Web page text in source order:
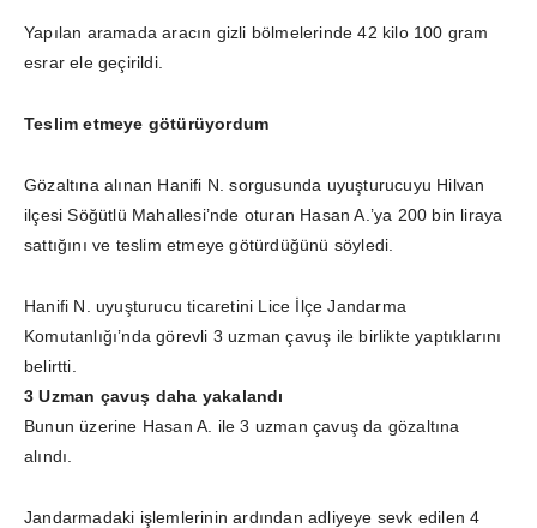
Yapılan aramada aracın gizli bölmelerinde 42 kilo 100 gram
esrar ele geçirildi.
Teslim etmeye götürüyordum
Gözaltına alınan Hanifi N. sorgusunda uyuşturucuyu Hilvan
ilçesi Söğütlü Mahallesi’nde oturan Hasan A.’ya 200 bin liraya
sattığını ve teslim etmeye götürdüğünü söyledi.
Hanifi N. uyuşturucu ticaretini Lice İlçe Jandarma
Komutanlığı’nda görevli 3 uzman çavuş ile birlikte yaptıklarını
belirtti.
3 Uzman çavuş daha yakalandı
Bunun üzerine Hasan A. ile 3 uzman çavuş da gözaltına
alındı.
Jandarmadaki işlemlerinin ardından adliyeye sevk edilen 4